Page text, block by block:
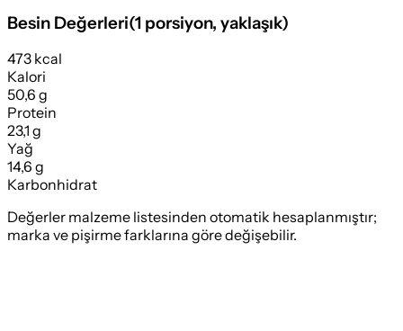
Besin Değerleri(1 porsiyon, yaklaşık)
473 kcal
Kalori
50,6 g
Protein
23,1 g
Yağ
14,6 g
Karbonhidrat
Değerler malzeme listesinden otomatik hesaplanmıştır;
marka ve pişirme farklarına göre değişebilir.